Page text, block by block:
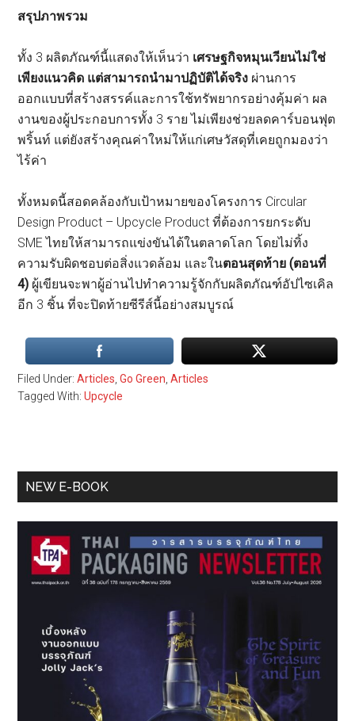
สรุปภาพรวม
ทั้ง 3 ผลิตภัณฑ์นี้แสดงให้เห็นว่า เศรษฐกิจหมุนเวียนไม่ใช่
เพียงแนวคิด แต่สามารถนำมาปฏิบัติได้จริง ผ่านการ
ออกแบบที่สร้างสรรค์และการใช้ทรัพยากรอย่างคุ้มค่า ผล
งานของผู้ประกอบการทั้ง 3 ราย ไม่เพียงช่วยลดคาร์บอนฟุต
พริ้นท์ แต่ยังสร้างคุณค่าใหม่ให้แก่เศษวัสดุที่เคยถูกมองว่า
ไร้ค่า
ทั้งหมดนี้สอดคล้องกับเป้าหมายของโครงการ Circular
Design Product – Upcycle Product ที่ต้องการยกระดับ
SME ไทยให้สามารถแข่งขันได้ในตลาดโลก โดยไม่ทิ้ง
ความรับผิดชอบต่อสิ่งแวดล้อม และในตอนสุดท้าย (ตอนที่
4) ผู้เขียนจะพาผู้อ่านไปทำความรู้จักกับผลิตภัณฑ์อัปไซเคิล
อีก 3 ชิ้น ที่จะปิดท้ายซีรีส์นี้อย่างสมบูรณ์
Filed Under:Articles ,Go Green ,Articles
Tagged With:Upcycle
Primary
NEW E-BOOK